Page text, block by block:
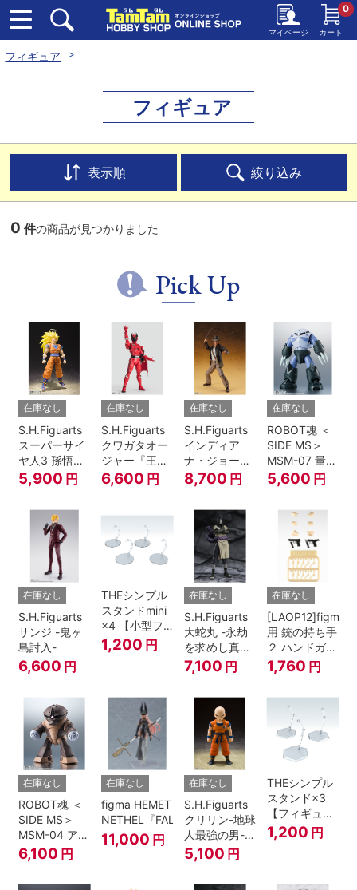
マイページ カート
0
フィギュア
フィギュア
表示順 絞り込み
0 件の商品が見つかりました
Pick Up
在庫なし
S.H.Figuarts
スーパーサイ
ヤ人3 孫悟空
『ドラゴンボ
ールZ』
5,900 円
在庫なし
S.H.Figuarts
クワガタオー
ジャー『王様
戦隊キングオ
ージャー』
6,600 円
在庫なし
S.H.Figuarts
インディア
ナ・ジョーン
ズ（レイダー
ス/失われたア
櫃》）
8,700 円
在庫なし
ROBOT魂 ＜
SIDE MS＞
MSM-07 量産
型ズゴック
ver.
5,600 円
在庫なし
S.H.Figuarts
サンジ -鬼ヶ
島討入-
6,600 円
THEシンプル
スタンドmini
×4 【小型フ
ィギュア＆デ
ィフォルメフ
1,200 円
在庫なし
S.H.Figuarts
大蛇丸 -永劫
を求めし真理
の探究者-
『NARUTO-
7,100 円
在庫なし
[LAOP12]figma
用 銃の持ち手
２ ハンドガン
セット
1,760 円
在庫なし
ROBOT魂 ＜
SIDE MS＞
MSM-04 アッ
ガイ ver.
A.N.I.M.E.
6,100 円
在庫なし
figma HEMET
NETHEL『FALSLANDER』
11,000 円
在庫なし
S.H.Figuarts
クリリン-地球
人最強の男-
『ドラゴンボ
ールＺ』
5,100 円
THEシンプル
スタンド×3
【フィギュア
＆模型用】
〈HEX〉タイ
1,200 円